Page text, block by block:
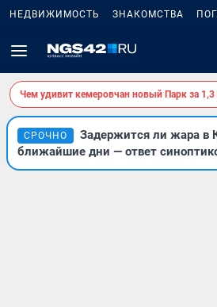
НЕДВИЖИМОСТЬ ЗНАКОМСТВА
Чем удивит кемеровчан новый Парк за
СРОЧНО
Задержится ли жара в
ближайшие дни — ответ